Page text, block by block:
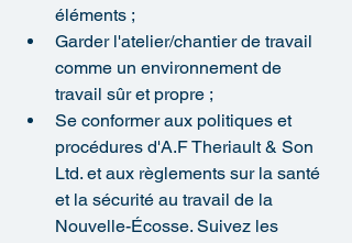
éléments ;
Garder l'atelier/chantier de travail
comme un environnement de
travail sûr et propre ;
Se conformer aux politiques et
procédures d'A.F Theriault & Son
Ltd. et aux règlements sur la santé
et la sécurité au travail de la
Nouvelle-Écosse. Suivez les